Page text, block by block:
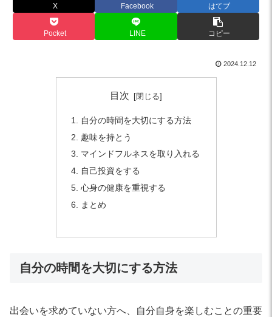
X Facebook はてブ
Pocket LINE コピー
2024.12.12
目次
自分の時間を大切にする方法
趣味を持とう
マインドフルネスを取り入れる
自己投資をする
心身の健康を重視する
まとめ
自分の時間を大切にする方法
出会いを求めていない方へ、自分自身を楽しむことの重要